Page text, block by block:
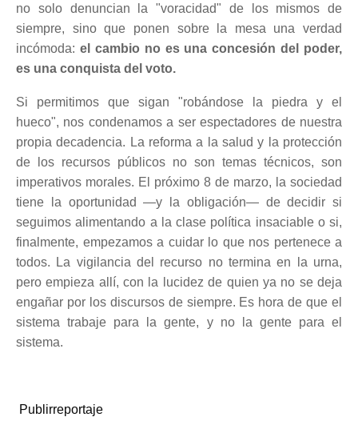
no solo denuncian la "voracidad" de los mismos de
siempre, sino que ponen sobre la mesa una verdad
incómoda: el cambio no es una concesión del poder,
es una conquista del voto.
Si permitimos que sigan "robándose la piedra y el
hueco", nos condenamos a ser espectadores de nuestra
propia decadencia. La reforma a la salud y la protección
de los recursos públicos no son temas técnicos, son
imperativos morales. El próximo 8 de marzo, la sociedad
tiene la oportunidad —y la obligación— de decidir si
seguimos alimentando a la clase política insaciable o si,
finalmente, empezamos a cuidar lo que nos pertenece a
todos. La vigilancia del recurso no termina en la urna,
pero empieza allí, con la lucidez de quien ya no se deja
engañar por los discursos de siempre. Es hora de que el
sistema trabaje para la gente, y no la gente para el
sistema.
Publirreportaje